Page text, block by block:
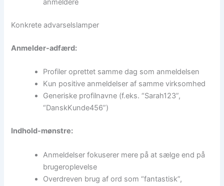
anmeldere
Konkrete advarselslamper
Anmelder-adfærd:
Profiler oprettet samme dag som anmeldelsen
Kun positive anmeldelser af samme virksomhed
Generiske profilnavne (f.eks. “Sarah123”,
“DanskKunde456”)
Indhold-mønstre:
Anmeldelser fokuserer mere på at sælge end på
brugeroplevelse
Overdreven brug af ord som “fantastisk”,